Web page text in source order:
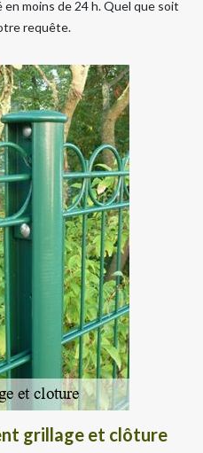
en moins de 24 h. Quel que soit
requête.
grillage et clôture